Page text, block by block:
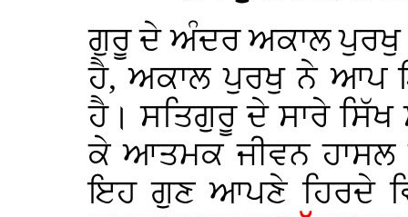
ਗੁਰੂ ਦੇ ਅੰਦਰ ਅਕਾਲ ਪੁਰਖੁ
ਹੈ, ਅਕਾਲ ਪੁਰਖੁ ਨੇ ਆਪ
ਹੈ। ਸਤਿਗੁਰੂ ਦੇ ਸਾਰੇ
ਕੇ ਆਤਮਕ ਜੀਵਨ ਹਾਸਲ
ਇਹ ਗੁਣ ਆਪਣੇ ਹਿਰਦੇ